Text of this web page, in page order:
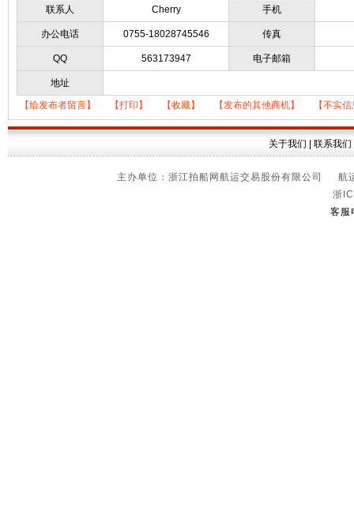
联系人 Cherry 手机
办公电话 0755-18028745546 传真
QQ 563173947 电子邮箱
地址
【给发布者留言】
【打印】 【收藏】 【发布的其他商机】 【不实
关于我们 联系我们
主办单位：浙江拍船网航运交易股份有限公司
浙
客服